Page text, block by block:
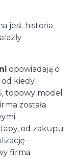
jest historia
opowiadają o
od kiedy
topowy model
została
od zakupu
firma